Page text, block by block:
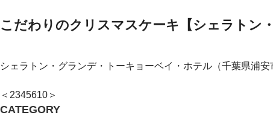
こだわりのクリスマスケーキ【シェラトン
シェラトン・グランデ・トーキョーベイ・ホテル（千葉県浦
＜ 2345610 ＞
CATEGORY